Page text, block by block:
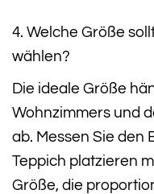
4. Welche Größe
wählen?
Die ideale Größe
Wohnzimmers und
ab. Messen Sie den
Teppich platzieren
Größe, die